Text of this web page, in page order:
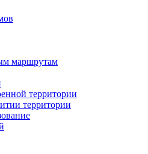
маршрутам
территории
территории